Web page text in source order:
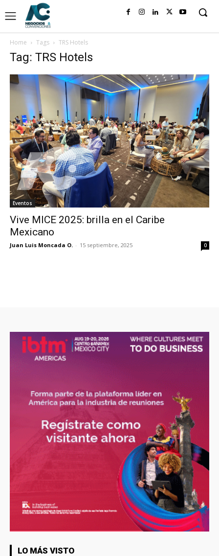
Home Tags TRS Hotels
Tag: TRS Hotels
Eventos
Vive MICE 2025: brilla en el Caribe
Mexicano
Juan Luis Moncada O. - 15 septiembre, 2025 0
LO MÁS VISTO